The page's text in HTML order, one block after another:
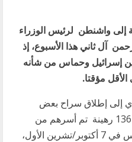
واشنطن لرئيس الوزراء
آل ثاني هذا الأسبوع، إذ
إسرائيل وحماس من شأنه
مؤقتا.
إلى إطلاق سراح بعض
الرهائن المتبقين والبالغ عددهم 136 رهينة تم أسرهم من
اسرائيل خلال هجوم حركة حماس في 7 أكتوبر/تشرين الأول،